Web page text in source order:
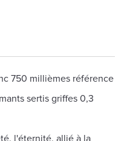
750 millièmes référence
sertis griffes 0,3
l'éternité, allié à la